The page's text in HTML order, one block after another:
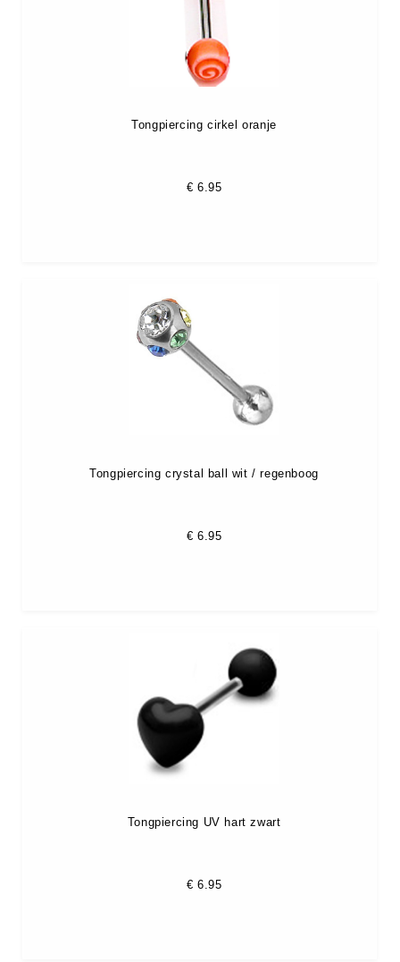
Tongpiercing cirkel oranje
€ 6.95
Tongpiercing crystal ball wit / regenboog
€ 6.95
Tongpiercing UV hart zwart
€ 6.95